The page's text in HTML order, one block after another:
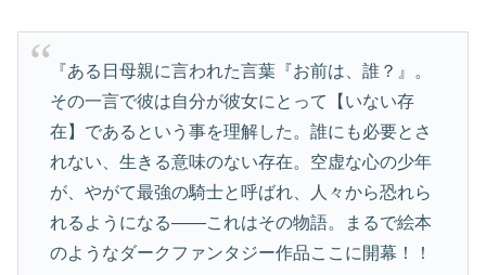
『ある日母親に言われた言葉『お前は、誰？』。
その一言で彼は自分が彼女にとって【いない存
在】であるという事を理解した。誰にも必要とさ
れない、生きる意味のない存在。空虚な心の少年
が、やがて最強の騎士と呼ばれ、人々から恐れら
れるようになる――これはその物語。まるで絵本
のようなダークファンタジー作品ここに開幕！！